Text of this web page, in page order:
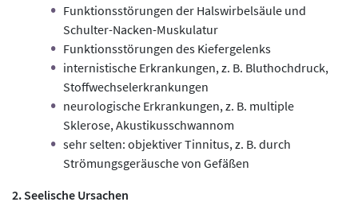
Funktionsstörungen der Halswirbelsäule und
Schulter-Nacken-Muskulatur
Funktionsstörungen des Kiefergelenks
internistische Erkrankungen, z. B. Bluthochdruck,
Stoffwechselerkrankungen
neurologische Erkrankungen, z. B. multiple
Sklerose, Akustikusschwannom
sehr selten: objektiver Tinnitus, z. B. durch
Strömungsgeräusche von Gefäßen
2. Seelische Ursachen